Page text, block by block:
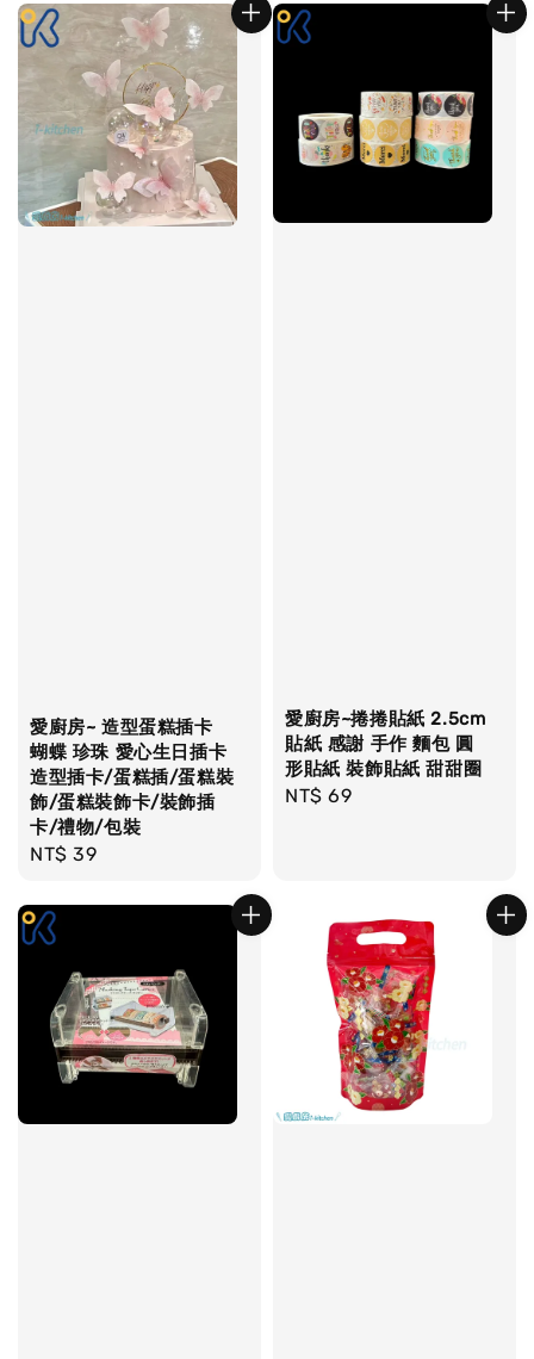
愛廚房~ 造型蛋糕插卡
蝴蝶 珍珠 愛心生日插卡
造型插卡/蛋糕插/蛋糕裝
飾/蛋糕裝飾卡/裝飾插
卡/禮物/包裝
Regular
NT$ 39
愛廚房~捲捲貼紙 2.5cm
貼紙 感謝 手作 麵包 圓
形貼紙 裝飾貼紙 甜甜圈
Regular
NT$ 69